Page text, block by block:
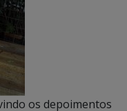
os depoimentos